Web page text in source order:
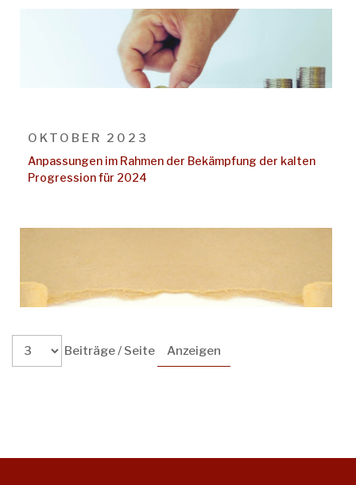
OKTOBER 2023
Anpassungen im Rahmen der Bekämpfung der kalten
Progression für 2024
Beiträge / Seite